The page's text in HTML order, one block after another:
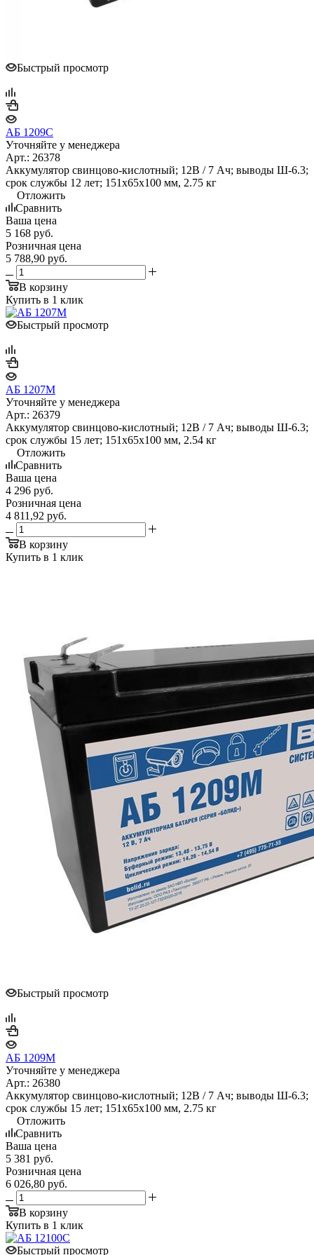
Быстрый просмотр
АБ 1209С
Уточняйте у менеджера
Арт.: 26378
Аккумулятор свинцово-кислотный; 12В / 7 Ач; выводы Ш-6.3;
срок службы 12 лет; 151х65х100 мм, 2.75 кг
Отложить
Сравнить
Ваша цена
5 168 руб.
Розничная цена
5 788,90 руб.
В корзину
Купить в 1 клик
Быстрый просмотр
АБ 1207М
Уточняйте у менеджера
Арт.: 26379
Аккумулятор свинцово-кислотный; 12В / 7 Ач; выводы Ш-6.3;
срок службы 15 лет; 151х65х100 мм, 2.54 кг
Отложить
Сравнить
Ваша цена
4 296 руб.
Розничная цена
4 811,92 руб.
В корзину
Купить в 1 клик
Быстрый просмотр
АБ 1209М
Уточняйте у менеджера
Арт.: 26380
Аккумулятор свинцово-кислотный; 12В / 7 Ач; выводы Ш-6.3;
срок службы 15 лет; 151х65х100 мм, 2.75 кг
Отложить
Сравнить
Ваша цена
5 381 руб.
Розничная цена
6 026,80 руб.
В корзину
Купить в 1 клик
Быстрый просмотр